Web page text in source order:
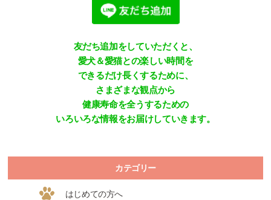
友だち追加をしていただくと、
愛犬＆愛猫との楽しい時間を
できるだけ長くするために、
さまざまな観点から
健康寿命を全うするための
いろいろな情報をお届けしていきます。
カテゴリー
はじめての方へ